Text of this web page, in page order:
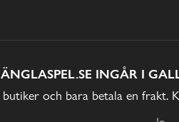
ÄNGLASPEL.SE INGÅR I
och bara betala en